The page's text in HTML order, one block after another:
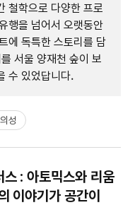
철학으로 다양한 프로
행을 넘어서 오랫동안
에 독특한 스토리를 담
서울 양재천 숲이 보
수 있었답니다.
성
: 아토믹스와 리움
이야기가 공간이